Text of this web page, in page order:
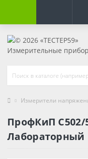
Измерители
ПрофКиП С502/
Лабораторный